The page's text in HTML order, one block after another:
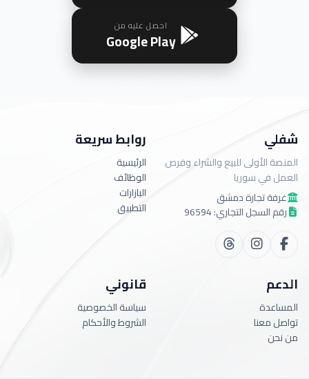
احصل عليه من
Google Play
شفلي
المنصة الأولى للبيع والشراء وفرص
العمل في سوريا
غرفة تجارة دمشق
رقم السجل التجاري: 96594
روابط سريعة
الرئيسية
الوظائف
البازارات
التطبيق
الدعم
المساعدة
تواصل معنا
من نحن
قانوني
سياسة الخصوصية
الشروط والأحكام